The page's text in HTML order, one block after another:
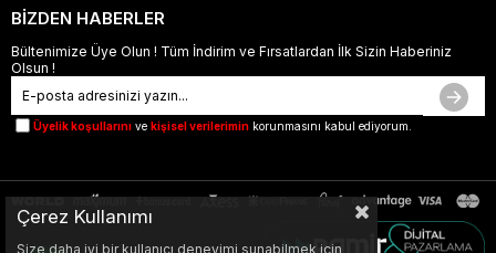
BİZDEN HABERLER
Bültenimize Üye Olun ! Tüm İndirim ve Fırsatlardan İlk Sizin Haberiniz
Olsun !
Üyelik koşullarını ve kişisel verilerimin korunmasını kabul ediyorum.
Çerez Kullanımı
Size daha iyi bir kullanıcı deneyimi sunabilmek için